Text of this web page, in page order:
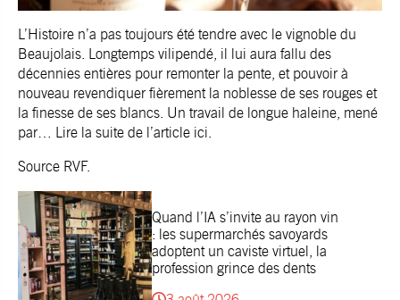
L’Histoire n’a pas toujours été tendre avec le vignoble du
Beaujolais. Longtemps vilipendé, il lui aura fallu des
décennies entières pour remonter la pente, et pouvoir à
nouveau revendiquer fièrement la noblesse de ses rouges et
la finesse de ses blancs. Un travail de longue haleine, mené
par… Lire la suite de l’article ici.
Source RVF.
Quand l’IA s’invite au rayon vin
: les supermarchés savoyards
adoptent un caviste virtuel, la
profession grince des dents